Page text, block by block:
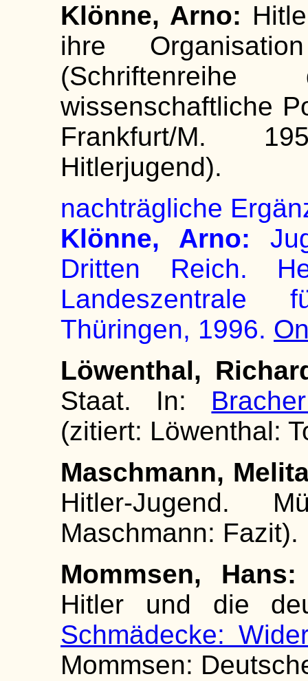
Klönne, Arno:
ihre
wissenschaftliche
Frankfurt/M.
Hitlerjugend).
nachträgliche
Klönne, Arno:
Dritten Reich.
Landeszentrale
Thüringen, 1996.
Löwenthal,
Staat. In:
(zitiert: Löwenthal:
Maschmann,
Hitler-Jugend.
Maschmann: Fazit).
Mommsen, Hans:
Hitler und die
Schmädecke:
Mommsen: